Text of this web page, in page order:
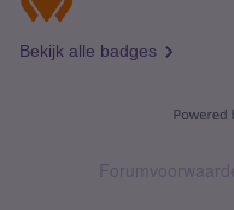
Bekijk alle badges